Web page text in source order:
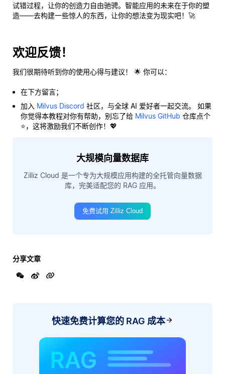
试错过程，让你的创造力自由驰骋。智能应用的未来在于你的塑
造——去构建一些惊人的东西，让你的想法变为现实吧！🚀
欢迎反馈！
我们很期待听到你的使用心得与建议！ 🌟 你可以：
在下方留言；
加入 Milvus Discord 社区，与全球 AI 爱好者一起交流。 如果
你觉得本教程对你有帮助，别忘了给 Milvus GitHub 仓库点个
⭐，这将激励我们不断创作！💖
大规模向量数据库
Zilliz Cloud 是一个专为大规模应用构建的全托管向量数据
库，完美适配您的 RAG 应用。
免费试用 Zilliz Cloud
分享文章
快速免费计算您的 RAG 成本